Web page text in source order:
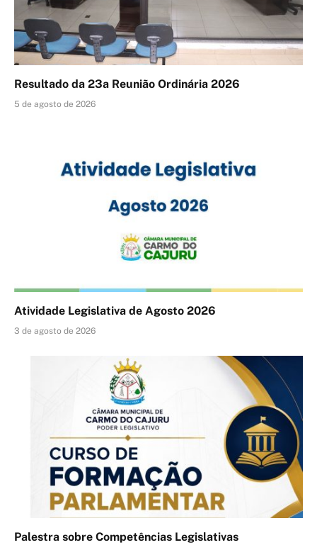
Resultado da 23a Reunião Ordinária 2026
5 de agosto de 2026
Atividade Legislativa de Agosto 2026
3 de agosto de 2026
Palestra sobre Competências Legislativas